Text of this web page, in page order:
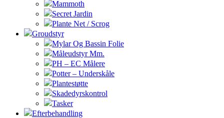
Mammoth
Secret Jardin
Plante Net / Scrog
Groudstyr
Mylar Og Bassin Folie
Måleudstyr Mm.
PH – EC Målere
Potter – Underskåle
Plantestøtte
Skadedyrskontrol
Tasker
Efterbehandling